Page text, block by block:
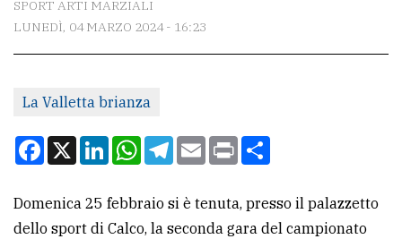
redazione
Scrivici
la
tua
SPORT ARTI MARZIALI
LUNEDÌ, 04 MARZO 2024 - 16:23
La Valletta brianza
Facebook
X LinkedInWhatsApp
Telegram
EmailPrint
Domenica 25 febbraio si è tenuta, presso il palazzetto
dello sport di Calco, la seconda gara del campionato